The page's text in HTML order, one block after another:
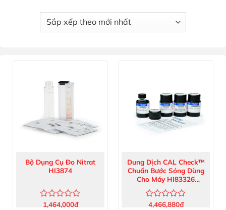
Bộ Dụng Cụ Đo Nitrat
HI3874
Được
1,464,000đ
Dung Dịch CAL Check™
Chuẩn Bước Sóng Dùng
Cho Máy HI83326
HI83326-11
Được
4,466,880đ